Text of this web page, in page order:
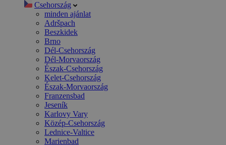
Csehország
minden ajánlat
Adršpach
Beszkidek
Brno
Dél-Csehország
Dél-Morvaország
Észak-Csehország
Kelet-Csehország
Észak-Morvaország
Franzensbad
Jeseník
Karlovy Vary
Közép-Csehország
Lednice-Valtice
Marienbad